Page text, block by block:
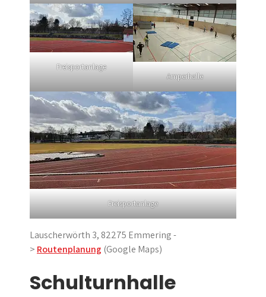
Freisportanlage
Amperhalle
Freisportanlage
Lauscherwörth 3, 82275 Emmering -
> Routenplanung (Google Maps)
Schulturnhalle